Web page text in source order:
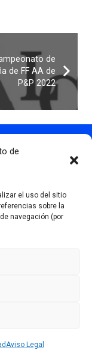
de
el uso del sitio
sobre la
navegación (por
Aviso Legal
de
de FF AA de
P&P 2022